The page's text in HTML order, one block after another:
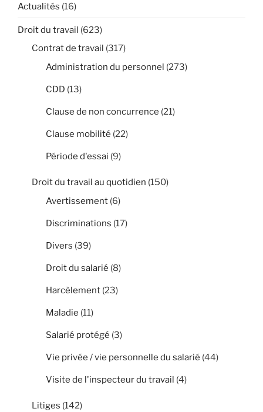
Actualités (16)
Droit du travail (623)
Contrat de travail (317)
Administration du personnel (273)
CDD (13)
Clause de non concurrence (21)
Clause mobilité (22)
Période d'essai (9)
Droit du travail au quotidien (150)
Avertissement (6)
Discriminations (17)
Divers (39)
Droit du salarié (8)
Harcèlement (23)
Maladie (11)
Salarié protégé (3)
Vie privée / vie personnelle du salarié (44)
Visite de l'inspecteur du travail (4)
Litiges (142)